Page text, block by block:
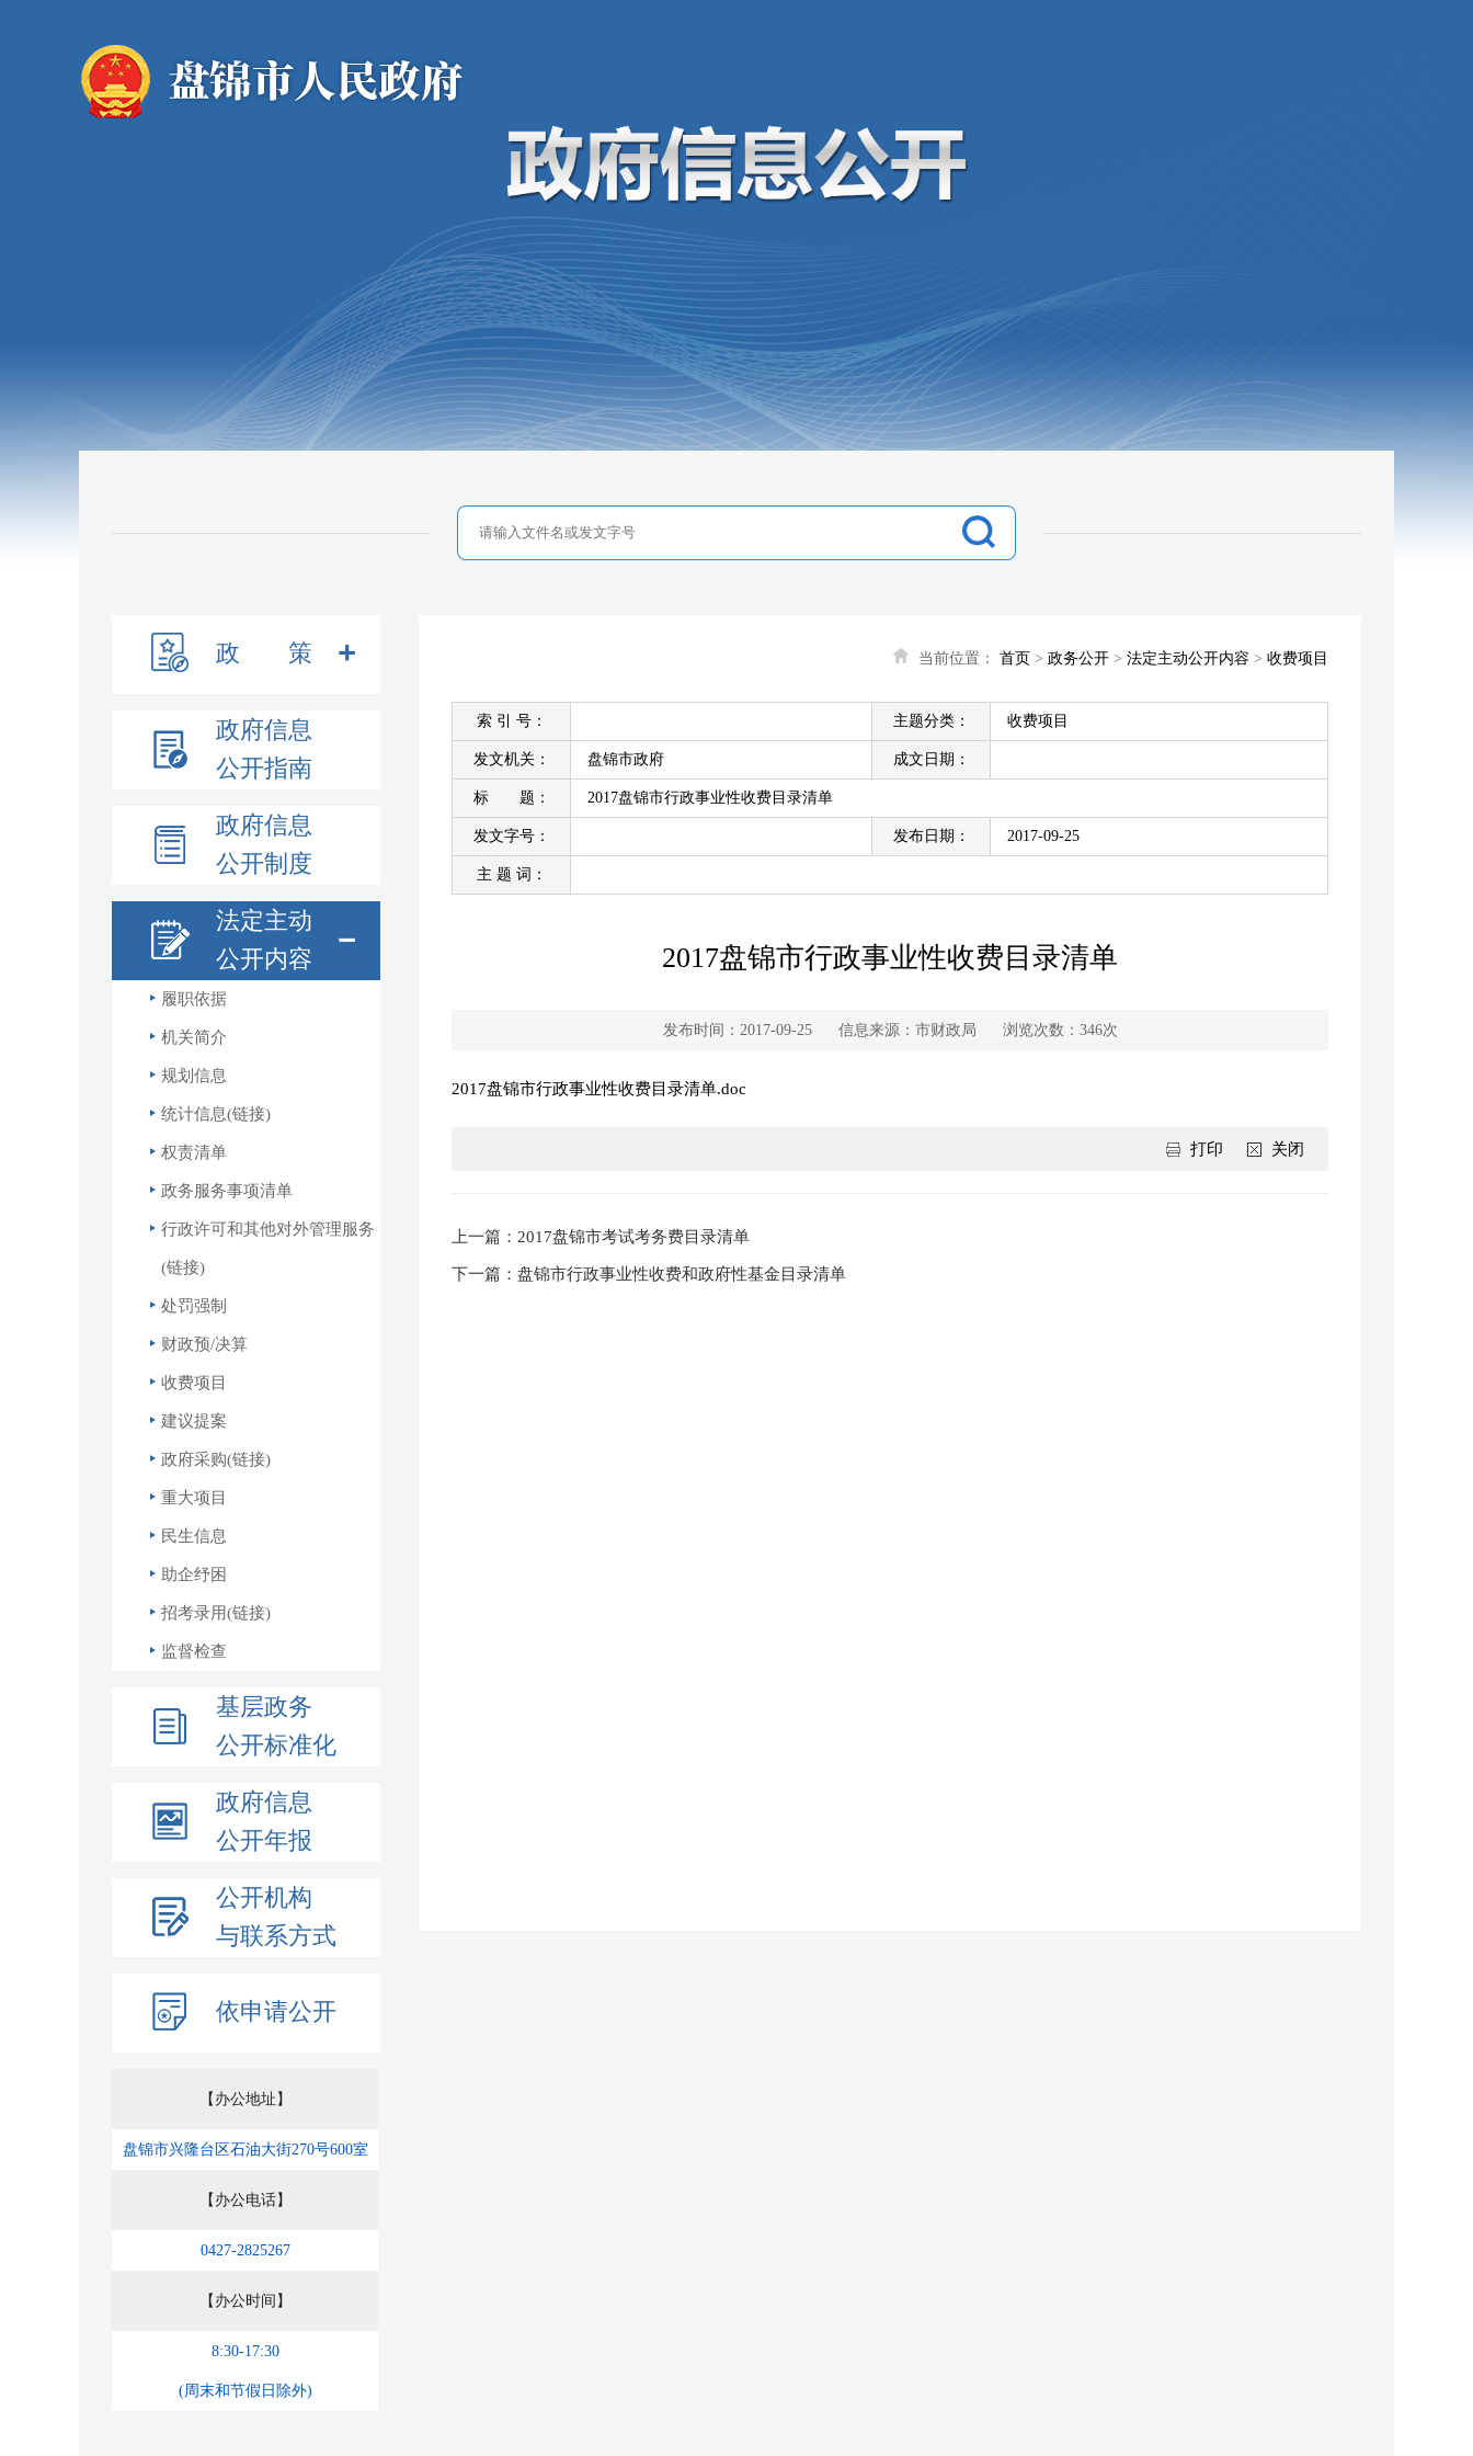
政 策
政府信息
公开指南
政府信息
公开制度
法定主动
公开内容
履职依据
机关简介
规划信息
统计信息(链接)
权责清单
政务服务事项清单
行政许可和其他对外管理服务
(链接)
处罚强制
财政预/决算
收费项目
建议提案
政府采购(链接)
重大项目
民生信息
助企纾困
招考录用(链接)
监督检查
基层政务
公开标准化
政府信息
公开年报
公开机构
与联系方式
依申请公开
【办公地址】
盘锦市兴隆台区石油大街270号600室
【办公电话】
0427-2825267
【办公时间】
8:30-17:30
(周末和节假日除外)
当前位置： 首页 > 政务公开 > 法定主动公开内容 > 收费项目
索 引 号： 主题分类： 收费项目
发文机关： 盘锦市政府 成文日期：
标 题： 2017盘锦市行政事业性收费目录清单
发文字号： 发布日期： 2017-09-25
主 题 词：
2017盘锦市行政事业性收费目录清单
发布时间：2017-09-25 信息来源：市财政局 浏览次数： 346次
2017盘锦市行政事业性收费目录清单.doc
关闭
打印
上一篇：2017盘锦市考试考务费目录清单
下一篇：盘锦市行政事业性收费和政府性基金目录清单